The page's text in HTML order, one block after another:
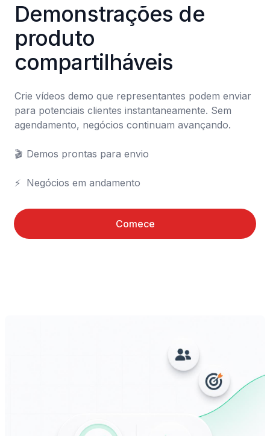
Demonstrações de
produto
compartilháveis
Crie vídeos demo que representantes podem enviar
para potenciais clientes instantaneamente. Sem
agendamento, negócios continuam avançando.
🎬	Demos prontas para envio
⚡	Negócios em andamento
Comece